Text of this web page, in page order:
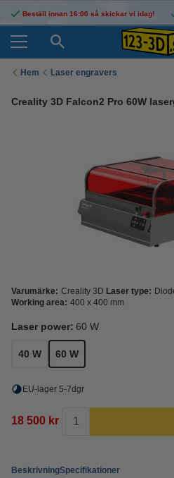
Beställ innan 16:00 så skickar vi idag!
Hem Laser engravers
Creality 3D Falcon2 Pro 60W
Varumärke: Creality 3D Laser type:
Working area: 400 x 400 mm
Laser power: 60 W
40 W 60 W
EU-lager 5-7dgr
18 500 kr
BeskrivningSpecifikationer